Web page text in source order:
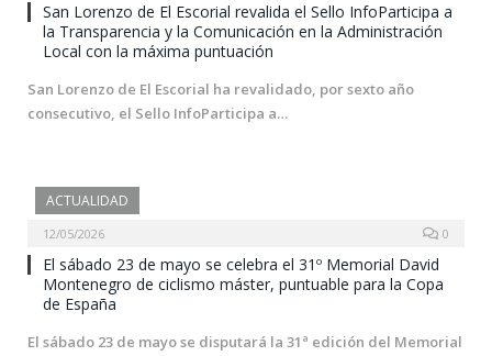
San Lorenzo de El Escorial revalida el Sello InfoParticipa a
la Transparencia y la Comunicación en la Administración
Local con la máxima puntuación
San Lorenzo de El Escorial ha revalidado, por sexto año
consecutivo, el Sello InfoParticipa a…
ACTUALIDAD
12/05/2026 0
El sábado 23 de mayo se celebra el 31º Memorial David
Montenegro de ciclismo máster, puntuable para la Copa
de España
El sábado 23 de mayo se disputará la 31ª edición del Memorial